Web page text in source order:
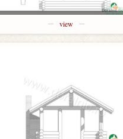
view